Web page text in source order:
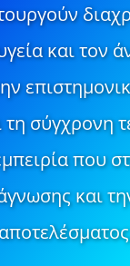
και τον
τη σύγχρονη
που
και